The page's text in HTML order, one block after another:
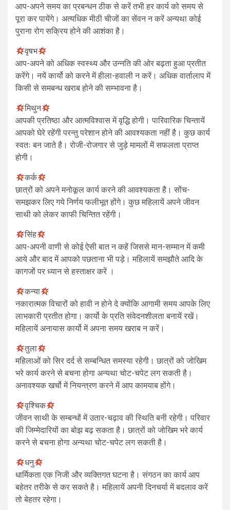
आप-अपने समय का प्रबन्धन ठीक से करें तभी हर कार्य को समय से
पूरा कर पायेंगे। अत्यधिक मीठी चीजों का सेंवन न करें अन्यथा कोई
पुराना रोग सक्रिय होने की आशंका है।
वृषभ
आप-अपने को अधिक स्वस्थ्य और उन्नति की ओर बढ़ता हुआ प्रतीत
करेंगे। नयें कार्यो को करने में हीला-हवाली न करें। अधिक वार्तालाप में
किसी से समबन्ध खराब होने की सम्भावना है।
मिथुन
आपकी प्रतिष्ठा और आत्मविश्वास में वृद्धि होगी। पारिवारिक चिन्तायें
आपको घेरे रहेंगी परन्तु परेशान होने की आवश्यकता नहीं है। कुछ कार्य
स्वतः बन जाते है। रोजी-रोजगार से जुड़े मामलों में सफलता प्राप्त
होगी।
कर्क
छात्रों को अपने मनोकूल कार्य करने की आवश्यकता है। सोंच-
समझकर लिए गये निर्णय फलीभूत होंगे। कुछ महिलायें अपने जीवन
साथी को लेकर काफी चिन्तित रहेंगी।
सिंह
आप-अपनी वाणी से कोई ऐसी बात न कहें जिससे मान-सम्मान में कमी
आये और बाद में आपको पछताना भी पड़े। महिलायें समझौते आदि के
कागजों पर ध्यान से हस्ताक्षर करें ।
कन्या
नकारात्मक विचारों को हावी न होने दे क्योंकि आगामी समय आपके लिए
लाभकारी प्रतीत होगा। कार्यो के प्रति संवेदनशीलता बनायें रखें।
महिलायें अनायास कार्यो में अपना समय खराब न करें।
तुला
महिलाओं को सिर दर्द से सम्बन्धित समस्या रहेगी। छात्रों को जोखिम
भरे कार्य करने से बचना होगा अन्यथा चोट-चपेट लग सकती है।
अनावश्यक खर्चो में नियन्त्रण करने में आप कामयाब होंगे।
वृश्चिक
जीवन साथी के सम्बन्धों में उतार-चढ़ाव की स्थिति बनी रहेगी। परिवार
की जिम्मेदारियों का बोझ बढ़ सकता है। छात्रों को जोखिम भरे कार्य
करने से बचना होगा अन्यथा चोट-चपेट लग सकती है।
धनु
धार्मिकता एक निजी और व्यक्तिगत घटना है। संगठन का कार्य आप
बहेतर तरीके से कर सकते है। महिलायें अपनी दिनचर्या में बदलाव करें
तो बेहतर रहेगा।